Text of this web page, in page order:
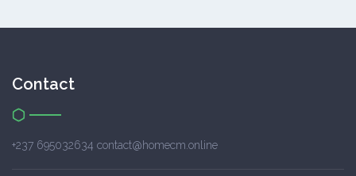
Contact
+237 695032634 contact@homecm.online